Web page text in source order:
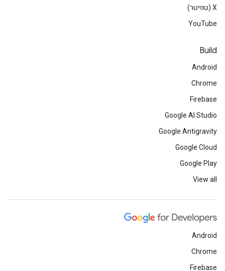
‫X (טוויטר)
YouTube
Build
Android
Chrome
Firebase
Google AI Studio
Google Antigravity
Google Cloud
Google Play
View all
Android
Chrome
Firebase